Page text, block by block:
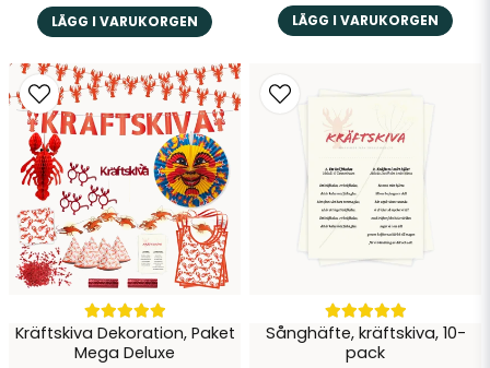
LÄGG I VARUKORGEN LÄGG I VARUKORGEN
Kräftskiva Dekoration, Paket
Mega Deluxe
Sånghäfte, kräftskiva, 10-
pack